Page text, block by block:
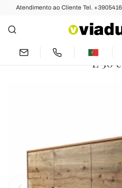
Atendimento ao Cliente Tel.
Aparador moderno
em madeira de
L 50